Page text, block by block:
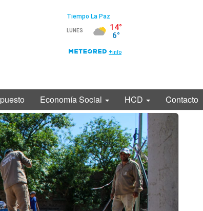
Economía Social HCD Contacto